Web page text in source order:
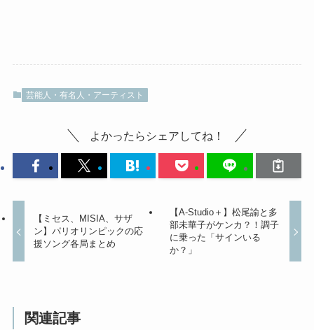
芸能人・有名人・アーティスト
よかったらシェアしてね！
【ミセス、MISIA、サザ
ン】パリオリンピックの応
援ソング各局まとめ
【A-Studio＋】松尾諭と多
部未華子がケンカ？！調子
に乗った「サインいる
か？」
関連記事